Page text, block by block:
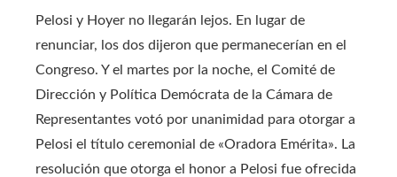
Pelosi y Hoyer no llegarán lejos. En lugar de
renunciar, los dos dijeron que permanecerían en el
Congreso. Y el martes por la noche, el Comité de
Dirección y Política Demócrata de la Cámara de
Representantes votó por unanimidad para otorgar a
Pelosi el título ceremonial de «Oradora Emérita». La
resolución que otorga el honor a Pelosi fue ofrecida